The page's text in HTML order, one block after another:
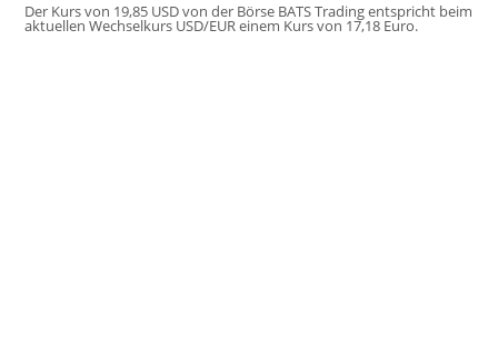
Der Kurs von 19,85 USD von der Börse BATS Trading entspricht beim
aktuellen Wechselkurs USD/EUR einem Kurs von 17,18 Euro.